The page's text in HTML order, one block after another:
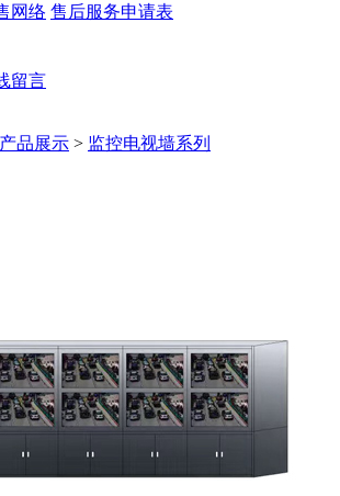
网络 售后服务申请表
留言
产品展示 > 监控电视墙系列